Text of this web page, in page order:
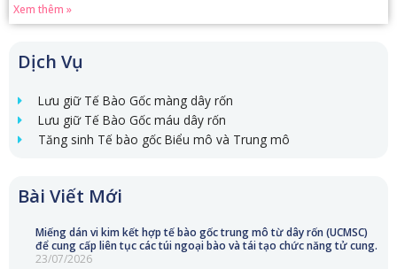
Dịch Vụ
Lưu giữ Tế Bào Gốc màng dây rốn
Lưu giữ Tế Bào Gốc máu dây rốn
Tăng sinh Tế bào gốc Biểu mô và Trung mô
Bài Viết Mới
Miếng dán vi kim kết hợp tế bào gốc trung mô từ dây rốn (UCMSC)
để cung cấp liên tục các túi ngoại bào và tái tạo chức năng tử cung.
23/07/2026
Xem thêm »